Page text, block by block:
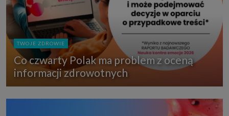
TWOJE ZDROWIE
Co czwarty Polak ma problem z oceną
informacji zdrowotnych